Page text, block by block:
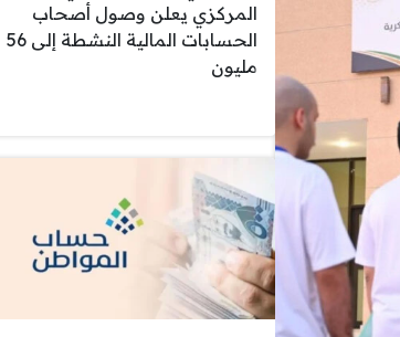
المركزي يعلن وصول أصحاب
الحسابات المالية النشطة إلى 56
مليون